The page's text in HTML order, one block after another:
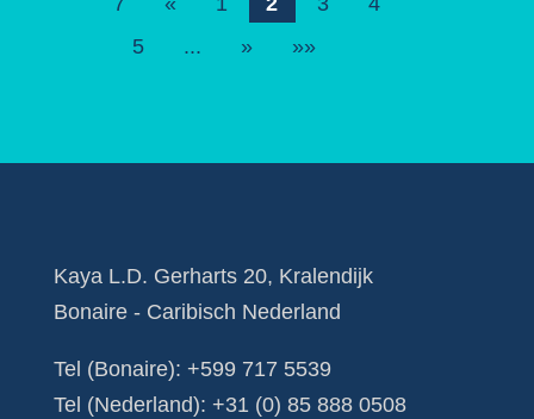
5
... » »»
Kaya L.D. Gerharts 20, Kralendijk
Bonaire - Caribisch Nederland
Tel (Bonaire): +599 717 5539
Tel (Nederland): +31 (0) 85 888 0508